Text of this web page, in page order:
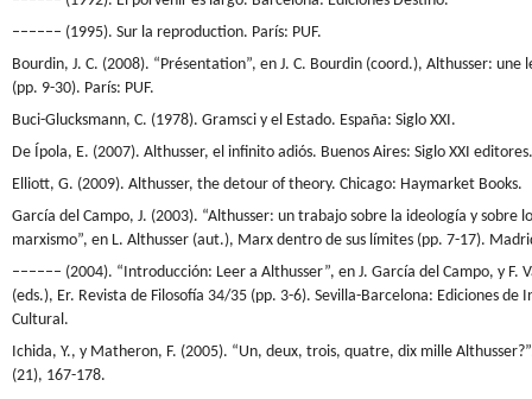
–––––– (1995). Sur la reproduction. París: PUF.
Bourdin, J. C. (2008). “Présentation”, en J. C. Bourdin (coord.), Althusser: une
(pp. 9-30). París: PUF.
Buci-Glucksmann, C. (1978). Gramsci y el Estado. España: Siglo XXI.
De Ípola, E. (2007). Althusser, el infinito adiós. Buenos Aires: Siglo XXI editores.
Elliott, G. (2009). Althusser, the detour of theory. Chicago: Haymarket Books.
García del Campo, J. (2003). “Althusser: un trabajo sobre la ideología y sobre
marxismo”, en L. Althusser (aut.), Marx dentro de sus límites (pp. 7-17).
–––––– (2004). “Introducción: Leer a Althusser”, en J. García del Campo, y F.
(eds.), Er. Revista de Filosofía 34/35 (pp. 3-6). Sevilla-Barcelona: Ediciones de
Cultural.
Ichida, Y., y Matheron, F. (2005). “Un, deux, trois, quatre, dix mille
(21), 167-178.